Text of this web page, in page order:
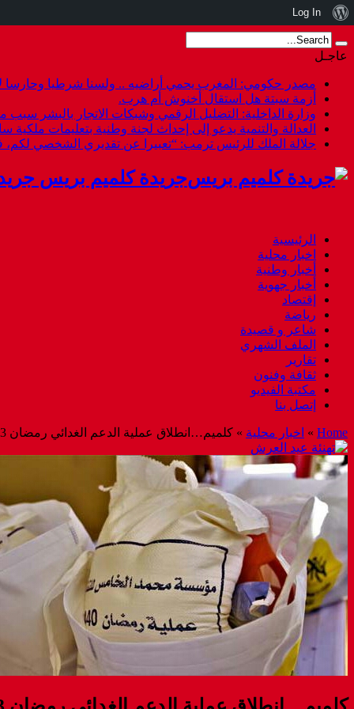
عاجـل
مصدر حكومي: المغرب يحمي أراضيه .. ولسنا شرطيا وحارسا
أزمة سبتة هل استقال أخنوش أم هرب.
وزارة الداخلية: التضليل الرقمي وشبكات الاتجار بالبشر سبب
العدالة والتنمية يدعو إلى إحداث لجنة وطنية بتعليمات
جلالة الملك للرئيس ترمب: “تعبيرا عن تقديري الشخصي
جريدة كلميم بريس
الرئيسية
اخبار محلية
أخبار وطنية
أخبار جهوية
إقتصاد
رياضة
شاعر و قصيدة
الملف الشهري
تقارير
ثقافة وفنون
مكتبة الفيديو
إتصل بنا
Home
» اخبار محلية » كلميم…انطلاق عملية الدعم الغدائي رمضان 1443 و نحو 12 ألف أسرة تستفيد من العملية
نبذة
عن
ووردبريس
Log In